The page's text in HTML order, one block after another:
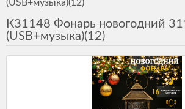
(USB+музыка)(12)
К31148 Фонарь новогодний
(USB+музыка)(12)